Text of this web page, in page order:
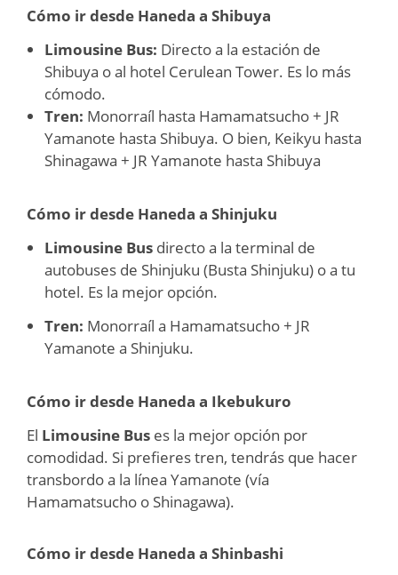
Cómo ir desde Haneda a Shibuya
Limousine Bus: Directo a la estación de
Shibuya o al hotel Cerulean Tower. Es lo más
cómodo.
Tren: Monorraíl hasta Hamamatsucho + JR
Yamanote hasta Shibuya. O bien, Keikyu hasta
Shinagawa + JR Yamanote hasta Shibuya
Cómo ir desde Haneda a Shinjuku
Limousine Bus directo a la terminal de
autobuses de Shinjuku (Busta Shinjuku) o a tu
hotel. Es la mejor opción.
Tren: Monorraíl a Hamamatsucho + JR
Yamanote a Shinjuku.
Cómo ir desde Haneda a Ikebukuro
El Limousine Bus es la mejor opción por
comodidad. Si prefieres tren, tendrás que hacer
transbordo a la línea Yamanote (vía
Hamamatsucho o Shinagawa).
Cómo ir desde Haneda a Shinbashi